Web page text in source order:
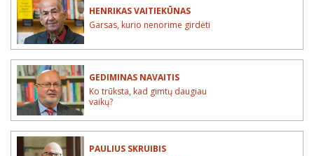
HENRIKAS VAITIEKŪNAS
Garsas, kurio nenorime girdėti
GEDIMINAS NAVAITIS
Ko trūksta, kad gimtų daugiau
vaikų?
PAULIUS SKRUIBIS